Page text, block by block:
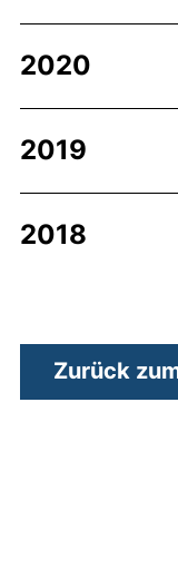
2020
2019
2018
Zurück